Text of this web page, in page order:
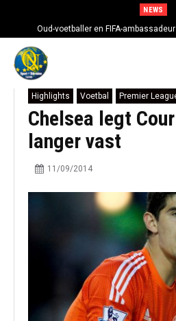
NEWS
Oud-voetballer en FIFA-
Highlights Voetbal Premier
Chelsea legt
langer vast
11/09/2014